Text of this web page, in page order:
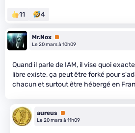
11 4
Mr.Nox Premium
Le 20 mars à 10h09
Quand il parle de IAM, il vise quoi
libre existe, ça peut être forké pour
chacun et surtout être hébergé en
aureus Premium
Le 20 mars à 11h09